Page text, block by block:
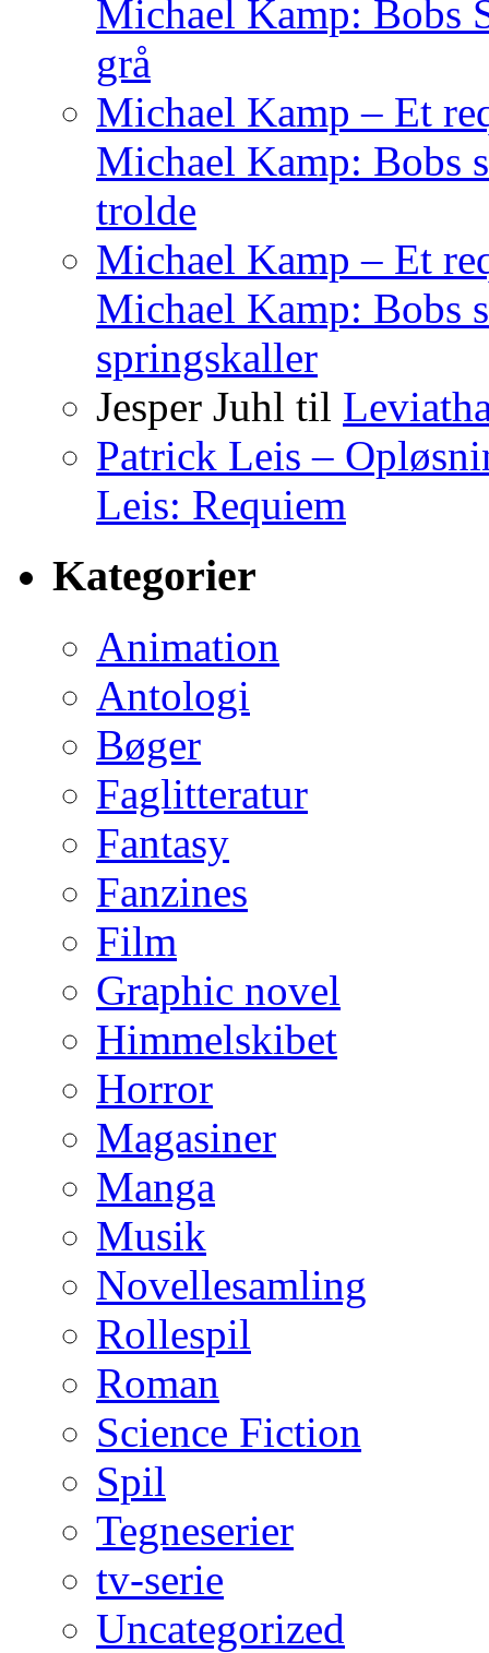
Michael Kamp: Bobs
grå
Michael Kamp – Et
Michael Kamp: Bobs
trolde
Michael Kamp – Et
Michael Kamp: Bobs
springskaller
Jesper Juhl til
Patrick Leis –
Leis: Requiem
Kategorier
Animation
Antologi
Bøger
Faglitteratur
Fantasy
Fanzines
Film
Graphic novel
Himmelskibet
Horror
Magasiner
Manga
Musik
Novellesamling
Rollespil
Roman
Science Fiction
Spil
Tegneserier
tv-serie
Uncategorized